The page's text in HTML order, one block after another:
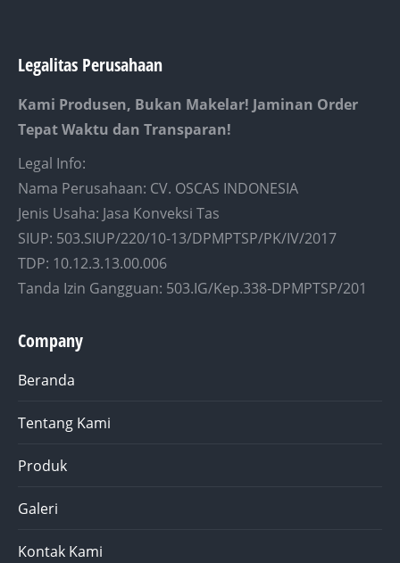
Legalitas Perusahaan
Kami Produsen, Bukan Makelar! Jaminan Order
Tepat Waktu dan Transparan!
Legal Info:
Nama Perusahaan: CV. OSCAS INDONESIA
Jenis Usaha: Jasa Konveksi Tas
SIUP: 503.SIUP/220/10-13/DPMPTSP/PK/IV/2017
TDP: 10.12.3.13.00.006
Tanda Izin Gangguan: 503.IG/Kep.338-DPMPTSP/201
Company
Beranda
Tentang Kami
Produk
Galeri
Kontak Kami